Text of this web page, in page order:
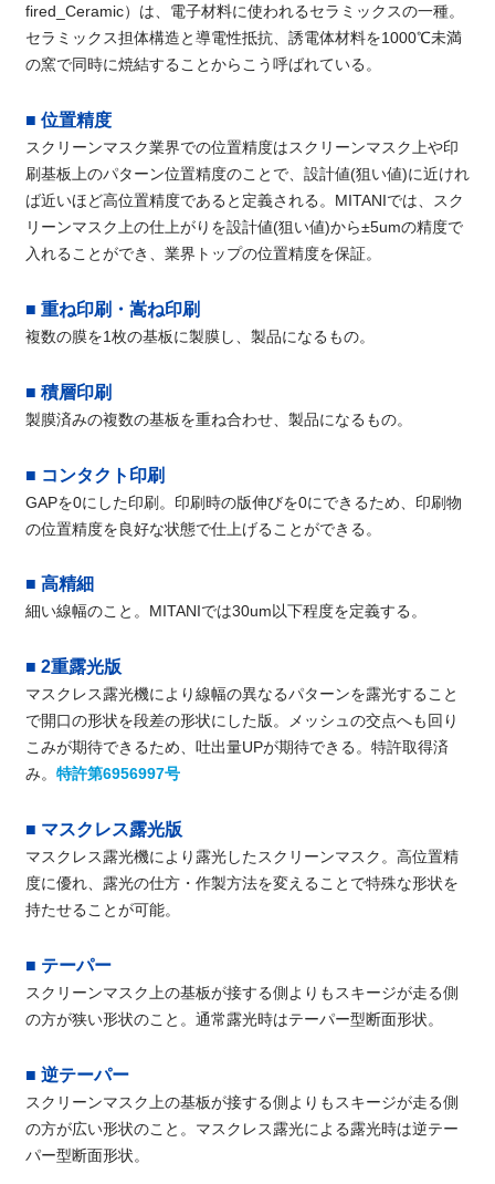
fired_Ceramic）は、電子材料に使われるセラミックスの一種。
セラミックス担体構造と導電性抵抗、誘電体材料を1000℃未満
の窯で同時に焼結することからこう呼ばれている。
■ 位置精度
スクリーンマスク業界での位置精度はスクリーンマスク上や印
刷基板上のパターン位置精度のことで、設計値(狙い値)に近けれ
ば近いほど高位置精度であると定義される。MITANIでは、スク
リーンマスク上の仕上がりを設計値(狙い値)から±5umの精度で
入れることができ、業界トップの位置精度を保証。
■ 重ね印刷・嵩ね印刷
複数の膜を1枚の基板に製膜し、製品になるもの。
■ 積層印刷
製膜済みの複数の基板を重ね合わせ、製品になるもの。
■ コンタクト印刷
GAPを0にした印刷。印刷時の版伸びを0にできるため、印刷物
の位置精度を良好な状態で仕上げることができる。
■ 高精細
細い線幅のこと。MITANIでは30um以下程度を定義する。
■ 2重露光版
マスクレス露光機により線幅の異なるパターンを露光すること
で開口の形状を段差の形状にした版。メッシュの交点へも回り
こみが期待できるため、吐出量UPが期待できる。特許取得済
み。 特許第6956997号
■ マスクレス露光版
マスクレス露光機により露光したスクリーンマスク。高位置精
度に優れ、露光の仕方・作製方法を変えることで特殊な形状を
持たせることが可能。
■ テーパー
スクリーンマスク上の基板が接する側よりもスキージが走る側
の方が狭い形状のこと。通常露光時はテーパー型断面形状。
■ 逆テーパー
スクリーンマスク上の基板が接する側よりもスキージが走る側
の方が広い形状のこと。マスクレス露光による露光時は逆テー
パー型断面形状。